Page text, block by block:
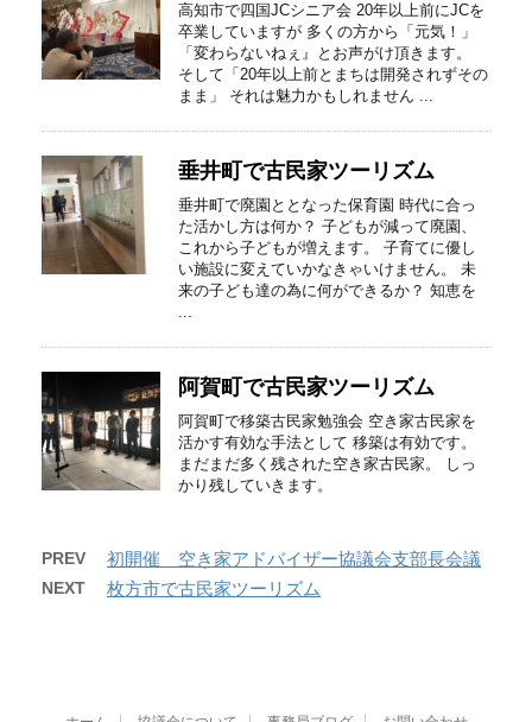
高知市で四国JCシニア会 20年以上前にJCを
卒業していますが 多くの方から「元気！」
「変わらないねぇ』とお声がけ頂きます。
そして「20年以上前とまちは開発されずその
まま」 それは魅力かもしれません ...
垂井町で古民家ツーリズム
垂井町で廃園ととなった保育園 時代に合っ
た活かし方は何か？ 子どもが減って廃園、
これから子どもが増えます。 子育てに優し
い施設に変えていかなきゃいけません。 未
来の子ども達の為に何ができるか？ 知恵を
...
阿賀町で古民家ツーリズム
阿賀町で移築古民家勉強会 空き家古民家を
活かす有効な手法として 移築は有効です。
まだまだ多く残された空き家古民家。 しっ
かり残していきます。
PREV 初開催 空き家アドバイザー協議会支部長会議
NEXT 枚方市で古民家ツーリズム